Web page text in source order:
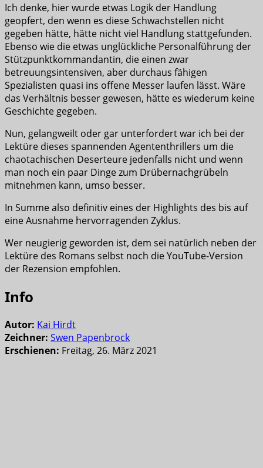
Ich denke, hier wurde etwas Logik der Handlung
geopfert, den wenn es diese Schwachstellen nicht
gegeben hätte, hätte nicht viel Handlung stattgefunden.
Ebenso wie die etwas unglückliche Personalführung der
Stützpunktkommandantin, die einen zwar
betreuungsintensiven, aber durchaus fähigen
Spezialisten quasi ins offene Messer laufen lässt. Wäre
das Verhältnis besser gewesen, hätte es wiederum keine
Geschichte gegeben.
Nun, gelangweilt oder gar unterfordert war ich bei der
Lektüre dieses spannenden Agententhrillers um die
chaotachischen Deserteure jedenfalls nicht und wenn
man noch ein paar Dinge zum Drübernachgrübeln
mitnehmen kann, umso besser.
In Summe also definitiv eines der Highlights des bis auf
eine Ausnahme hervorragenden Zyklus.
Wer neugierig geworden ist, dem sei natürlich neben der
Lektüre des Romans selbst noch die YouTube-Version
der Rezension empfohlen.
Info
Autor: Kai Hirdt
Zeichner: Swen Papenbrock
Erschienen: Freitag, 26. März 2021